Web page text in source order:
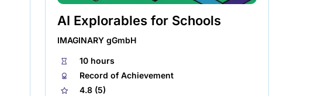
AI Explorables for Schools
IMAGINARY gGmbH
⏱
10 hours
🏅︎
Record of Achievement
★
4.8 (5)